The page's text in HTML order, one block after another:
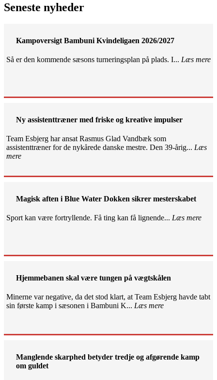
Seneste nyheder
Kampoversigt Bambuni Kvindeligaen 2026/2027
Så er den kommende sæsons turneringsplan på plads. I... Læs mere
Ny assistenttræner med friske og kreative impulser
Team Esbjerg har ansat Rasmus Glad Vandbæk som
assistenttræner for de nykårede danske mestre. Den 39-årig... Læs
mere
Magisk aften i Blue Water Dokken sikrer mesterskabet
Sport kan være fortryllende. Få ting kan få lignende... Læs mere
Hjemmebanen skal være tungen på vægtskålen
Minerne var negative, da det stod klart, at Team Esbjerg havde tabt
sin første kamp i sæsonen i Bambuni K... Læs mere
Manglende skarphed betyder tredje og afgørende kamp
om guldet